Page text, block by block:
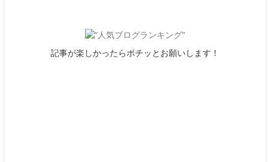
記事が楽しかったらポチッとお願いします！